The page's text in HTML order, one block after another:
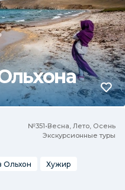
№351•Весна, Лето, Осень
Экскурсионные туры
Ольхон
Хужир